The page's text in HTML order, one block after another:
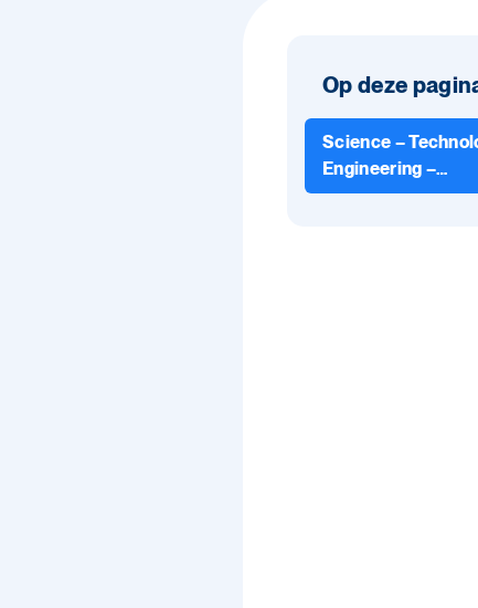
Op deze
Science –
Engineering –
Mathematics